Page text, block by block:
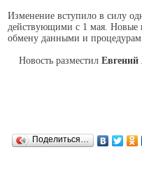
Изменение вступило в силу
действующими с 1 мая. Новые
обмену данными и процедурам
Новость разместил Евгений
Поделиться…